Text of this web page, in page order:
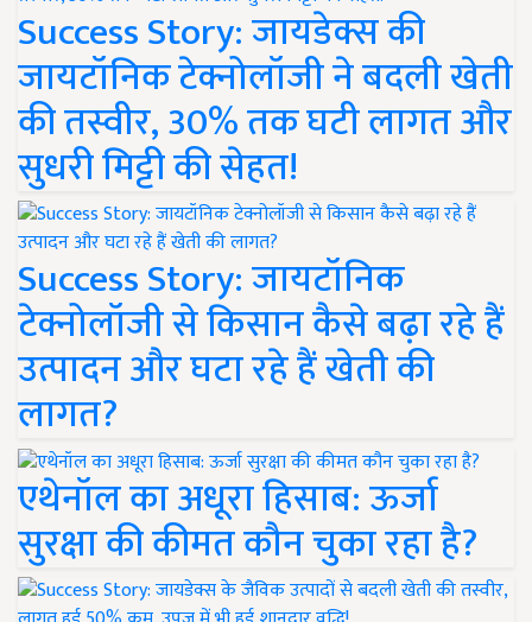
Success Story: जायडेक्स की
जायटॉनिक टेक्नोलॉजी ने बदली खेती
की तस्वीर, 30% तक घटी लागत और
सुधरी मिट्टी की सेहत!
Success Story: जायटॉनिक
टेक्नोलॉजी से किसान कैसे बढ़ा रहे हैं
उत्पादन और घटा रहे हैं खेती की
लागत?
एथेनॉल का अधूरा हिसाब: ऊर्जा
सुरक्षा की कीमत कौन चुका रहा है?